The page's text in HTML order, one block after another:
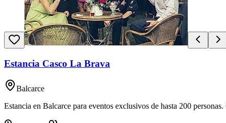
Estancia Casco La Brava
Balcarce
Estancia en Balcarce para eventos exclusivos de hasta 200